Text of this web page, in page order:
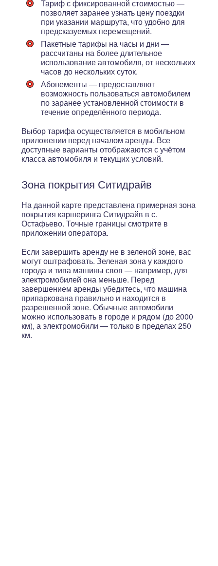
Тариф с фиксированной стоимостью —
позволяет заранее узнать цену поездки
при указании маршрута, что удобно для
предсказуемых перемещений.
Пакетные тарифы на часы и дни —
рассчитаны на более длительное
использование автомобиля, от нескольких
часов до нескольких суток.
Абонементы — предоставляют
возможность пользоваться автомобилем
по заранее установленной стоимости в
течение определённого периода.
Выбор тарифа осуществляется в мобильном
приложении перед началом аренды. Все
доступные варианты отображаются с учётом
класса автомобиля и текущих условий.
Зона покрытия Ситидрайв
На данной карте представлена примерная зона
покрытия каршеринга Ситидрайв в с.
Остафьево. Точные границы смотрите в
приложении оператора.
Если завершить аренду не в зеленой зоне, вас
могут оштрафовать. Зеленая зона у каждого
города и типа машины своя — например, для
электромобилей она меньше. Перед
завершением аренды убедитесь, что машина
припаркована правильно и находится в
разрешенной зоне. Обычные автомобили
можно использовать в городе и рядом (до 2000
км), а электромобили — только в пределах 250
км.